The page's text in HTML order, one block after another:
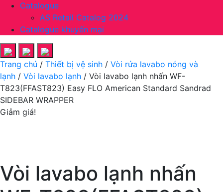
Catalogue
AS Retail Catalog 2024
Catalogue khuyến mại
Trang chủ / Thiết bị vệ sinh / Vòi rửa lavabo nóng và
lạnh / Vòi lavabo lạnh / Vòi lavabo lạnh nhấn WF-
T823(FFAST823) Easy FLO American Standard Sandrad
SIDEBAR WRAPPER
Giảm giá!
Vòi lavabo lạnh nhấn